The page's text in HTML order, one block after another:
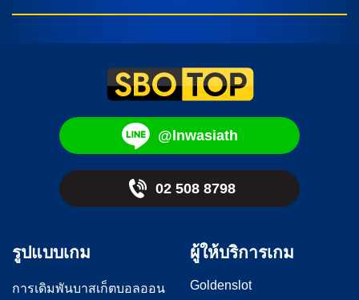
@lnwasiath
02 508 8798
รูปแบบเกม
การเดิมพันบาสเก็ตบอลออน
ผู้ให้บริการเกม
Goldenslot